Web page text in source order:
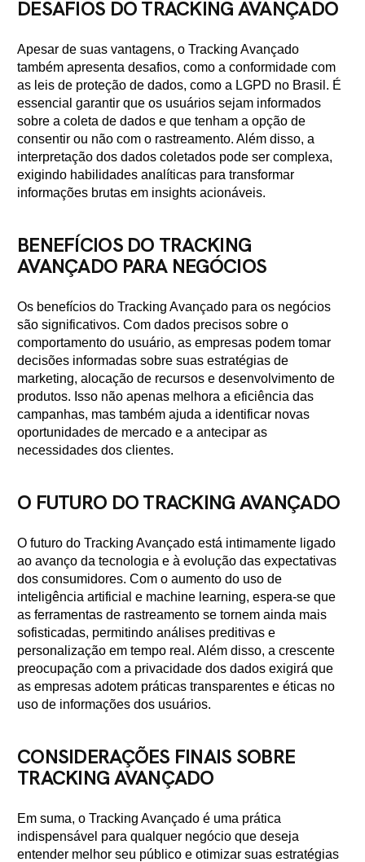
DESAFIOS DO TRACKING AVANÇADO
Apesar de suas vantagens, o Tracking Avançado
também apresenta desafios, como a conformidade com
as leis de proteção de dados, como a LGPD no Brasil. É
essencial garantir que os usuários sejam informados
sobre a coleta de dados e que tenham a opção de
consentir ou não com o rastreamento. Além disso, a
interpretação dos dados coletados pode ser complexa,
exigindo habilidades analíticas para transformar
informações brutas em insights acionáveis.
BENEFÍCIOS DO TRACKING
AVANÇADO PARA NEGÓCIOS
Os benefícios do Tracking Avançado para os negócios
são significativos. Com dados precisos sobre o
comportamento do usuário, as empresas podem tomar
decisões informadas sobre suas estratégias de
marketing, alocação de recursos e desenvolvimento de
produtos. Isso não apenas melhora a eficiência das
campanhas, mas também ajuda a identificar novas
oportunidades de mercado e a antecipar as
necessidades dos clientes.
O FUTURO DO TRACKING AVANÇADO
O futuro do Tracking Avançado está intimamente ligado
ao avanço da tecnologia e à evolução das expectativas
dos consumidores. Com o aumento do uso de
inteligência artificial e machine learning, espera-se que
as ferramentas de rastreamento se tornem ainda mais
sofisticadas, permitindo análises preditivas e
personalização em tempo real. Além disso, a crescente
preocupação com a privacidade dos dados exigirá que
as empresas adotem práticas transparentes e éticas no
uso de informações dos usuários.
CONSIDERAÇÕES FINAIS SOBRE
TRACKING AVANÇADO
Em suma, o Tracking Avançado é uma prática
indispensável para qualquer negócio que deseja
entender melhor seu público e otimizar suas estratégias